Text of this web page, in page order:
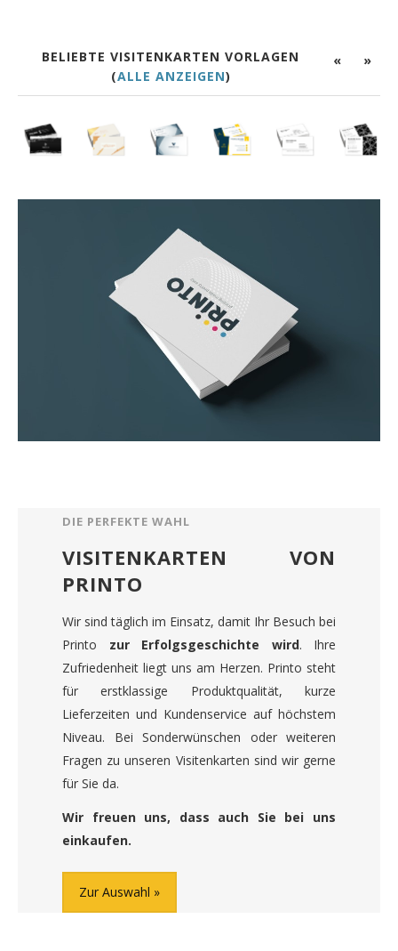
« »
BELIEBTE VISITENKARTEN VORLAGEN
(ALLE ANZEIGEN)
DIE PERFEKTE WAHL
VISITENKARTEN VON
PRINTO
Wir sind täglich im Einsatz, damit Ihr Besuch bei
Printo zur Erfolgsgeschichte wird. Ihre
Zufriedenheit liegt uns am Herzen. Printo steht
für erstklassige Produktqualität, kurze
Lieferzeiten und Kundenservice auf höchstem
Niveau. Bei Sonderwünschen oder weiteren
Fragen zu unseren Visitenkarten sind wir gerne
für Sie da.
Wir freuen uns, dass auch Sie bei uns
einkaufen.
Zur Auswahl